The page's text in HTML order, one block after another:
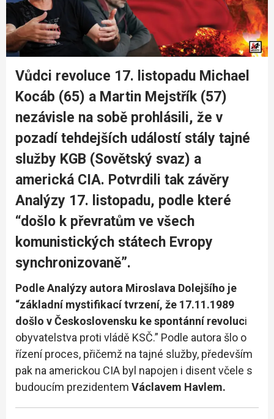
Vůdci revoluce 17. listopadu Michael
Kocáb (65) a Martin Mejstřík (57)
nezávisle na sobě prohlásili, že v
pozadí tehdejších událostí stály tajné
služby KGB (Sovětský svaz) a
americká CIA. Potvrdili tak závěry
Analýzy 17. listopadu, podle které
“došlo k převratům ve všech
komunistických státech Evropy
synchronizovaně”.
Podle Analýzy autora Miroslava Dolejšího je
“základní mystifikací tvrzení, že 17.11.1989
došlo v Československu ke spontánní revoluci
obyvatelstva proti vládě KSČ.” Podle autora šlo o
řízení proces, přičemž na tajné služby, především
pak na americkou CIA byl napojen i disent včele s
budoucím prezidentem Václavem Havlem.